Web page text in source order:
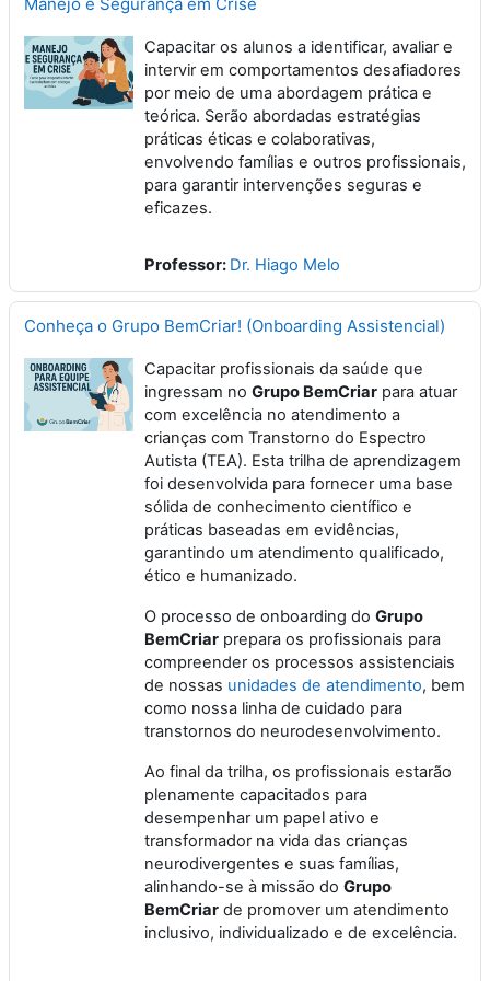
Capacitar os alunos a identificar, avaliar e
intervir em comportamentos desafiadores
por meio de uma abordagem prática e
teórica. Serão abordadas estratégias
práticas éticas e colaborativas,
envolvendo famílias e outros profissionais,
para garantir intervenções seguras e
eficazes.
Professor: Dr. Hiago Melo
Conheça o Grupo BemCriar! (Onboarding Assistencial)
Capacitar profissionais da saúde que
ingressam no Grupo BemCriar para atuar
com excelência no atendimento a
crianças com Transtorno do Espectro
Autista (TEA). Esta trilha de aprendizagem
foi desenvolvida para fornecer uma base
sólida de conhecimento científico e
práticas baseadas em evidências,
garantindo um atendimento qualificado,
ético e humanizado.
O processo de onboarding do Grupo
BemCriar prepara os profissionais para
compreender os processos assistenciais
de nossas unidades de atendimento, bem
como nossa linha de cuidado para
transtornos do neurodesenvolvimento.
Ao final da trilha, os profissionais estarão
plenamente capacitados para
desempenhar um papel ativo e
transformador na vida das crianças
neurodivergentes e suas famílias,
alinhando-se à missão do Grupo
BemCriar de promover um atendimento
inclusivo, individualizado e de excelência.